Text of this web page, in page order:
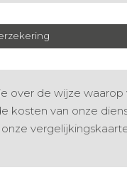
over de wijze waarop
kosten van onze